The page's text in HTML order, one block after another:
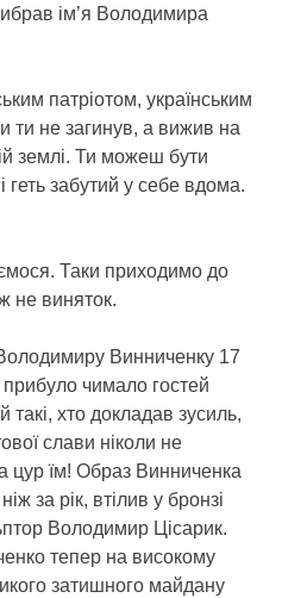
ім’я Володимира
патріотом, українським
ти не загинув, а вижив на
землі. Ти можеш бути
геть забутий у себе вдома.
Таки приходимо до
не виняток.
Винниченку 17
чимало гостей
такі, хто докладав зусиль,
слави ніколи не
цур їм! Образ Винниченка
за рік, втілив у бронзі
Володимир Цісарик.
тепер на високому
затишного майдану